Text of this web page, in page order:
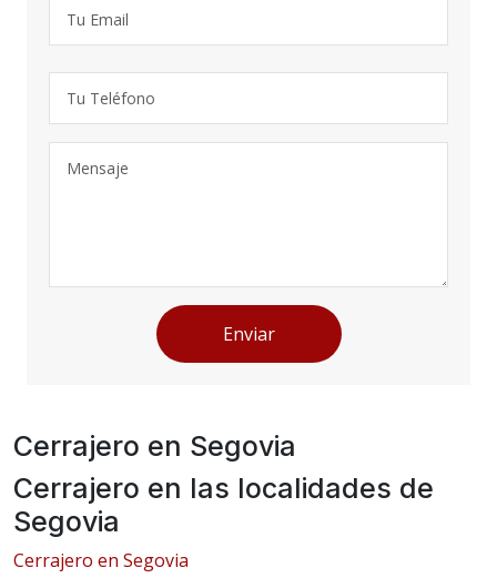
Enviar
Cerrajero en Segovia
Cerrajero en las localidades de
Segovia
Cerrajero en Segovia